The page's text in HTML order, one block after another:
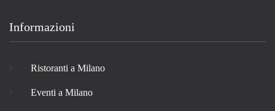
Informazioni
Ristoranti a Milano
Eventi a Milano